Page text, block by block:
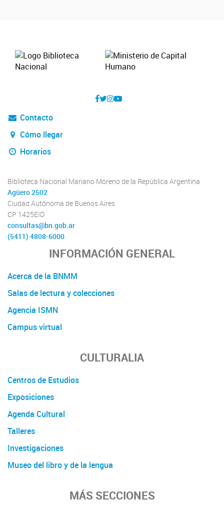
Contacto
Cómo llegar
Horarios
Biblioteca Nacional Mariano Moreno de la República Argentina
Agüero 2502
Ciudad Autónoma de Buenos Aires
CP 1425EID
consultas@bn.gob.ar
(5411) 4808-6000
INFORMACIÓN GENERAL
Acerca de la BNMM
Salas de lectura y colecciones
Agencia ISMN
Campus virtual
CULTURALIA
Centros de Estudios
Exposiciones
Agenda Cultural
Talleres
Investigaciones
Museo del libro y de la lengua
MÁS SECCIONES